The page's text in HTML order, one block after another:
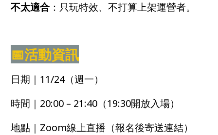
不太適合 ：只玩特效、不打算上架運營者。
📅活動資訊
日期｜11/24（週一）
時間｜20:00 – 21:40（19:30開放入場）
地點｜Zoom線上直播（報名後寄送連結）